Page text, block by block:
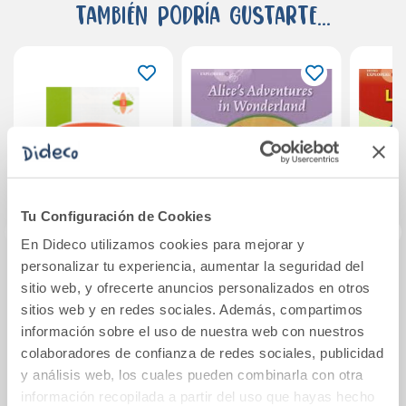
Tu Configuración de Cookies
En Dideco utilizamos cookies para mejorar y
personalizar tu experiencia, aumentar la seguridad del
sitio web, y ofrecerte anuncios personalizados en otros
sitios web y en redes sociales. Además, compartimos
información sobre el uso de nuestra web con nuestros
colaboradores de confianza de redes sociales, publicidad
y análisis web, los cuales pueden combinarla con otra
información recopilada a partir del uso que hayas hecho
También podría gustarte...
MESSAGE IN THE
SKY
7,30€
Comprar
Explorers 5 Alice in
Wonderland
12,50€
Comprar